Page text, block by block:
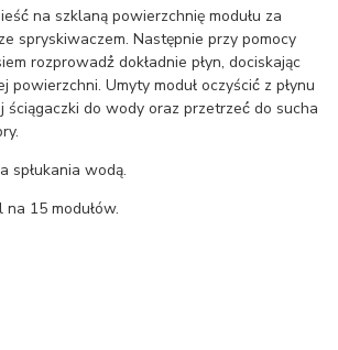
na szklaną powierzchnię modułu za
spryskiwaczem. Następnie przy pomocy
rozprowadź́ dokładnie płyn, dociskając
powierzchni. Umyty moduł oczyścić́ z płynu
ściągaczki do wody oraz przetrzeć́ do sucha
spłukania wodą.
na 15 modułów.